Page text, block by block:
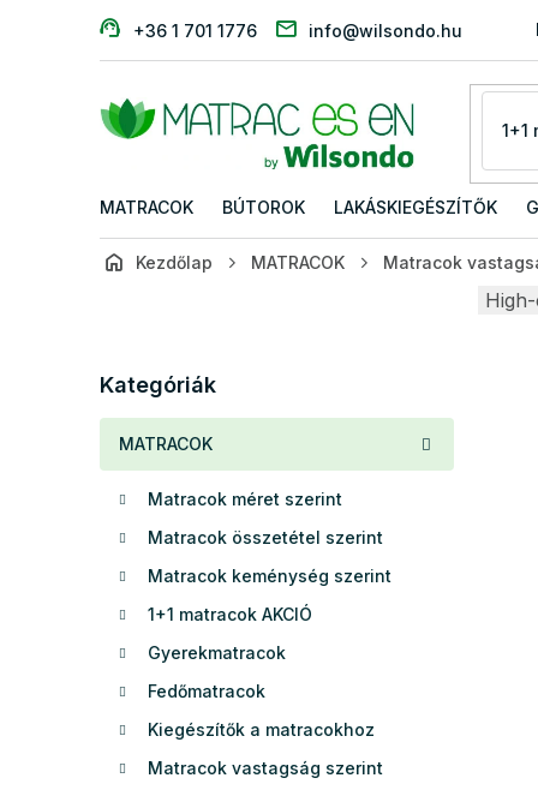
+36 1 701 1776 info@wilsondo.hu
MATRACOK BÚTOROK LAKÁSKIEGÉSZÍTŐK
Kezdőlap MATRACOK Matracok
a
átugrása
Kategóriák
MATRACOK
Matracok méret szerint
Matracok összetétel szerint
Matracok keménység szerint
1+1 matracok AKCIÓ
Gyerekmatracok
Fedőmatracok
Kiegészítők a matracokhoz
Matracok vastagság szerint